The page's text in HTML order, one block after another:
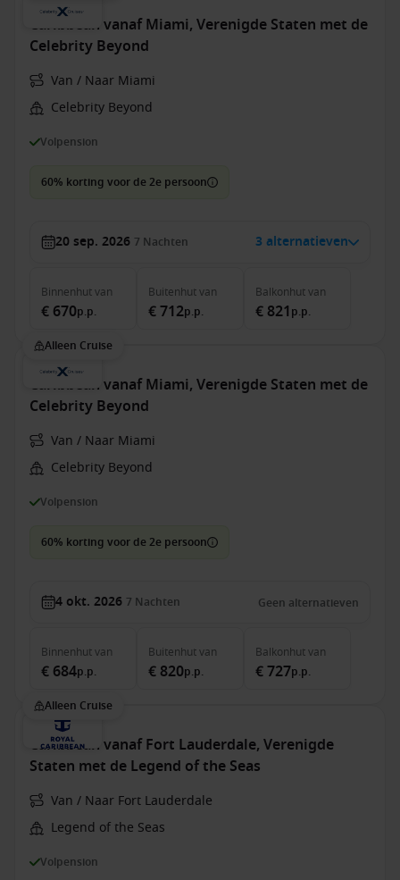
Caribbean vanaf Miami, Verenigde Staten met de
Celebrity Beyond
Van / Naar Miami
Celebrity Beyond
Volpension
60% korting voor de 2e persoon
20 sep. 2026 7 Nachten 3 alternatieven
Binnenhutvan
€ 670p.p.
Buitenhutvan
€ 712p.p.
Balkonhutvan
€ 821 p.p.
Alleen Cruise
Caribbean vanaf Miami, Verenigde Staten met de
Celebrity Beyond
Van / Naar Miami
Celebrity Beyond
Volpension
60% korting voor de 2e persoon
4 okt. 2026 7 Nachten Geen alternatieven
Binnenhutvan
€ 684p.p.
Buitenhutvan
€ 820p.p.
Balkonhutvan
€ 727p.p.
Alleen Cruise
Caribbean vanaf Fort Lauderdale, Verenigde
Staten met de Legend of the Seas
Van / Naar Fort Lauderdale
Legend of the Seas
Volpension